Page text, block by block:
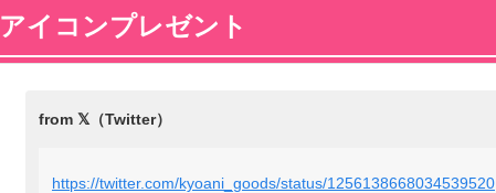
アイコンプレゼント
https://twitter.com/kyoani_goods/status/1256138668034539520